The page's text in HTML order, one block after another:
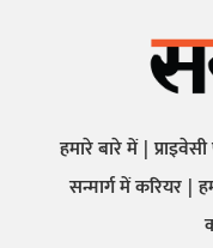
हमारे बारे में
सन्मार्ग में करियर